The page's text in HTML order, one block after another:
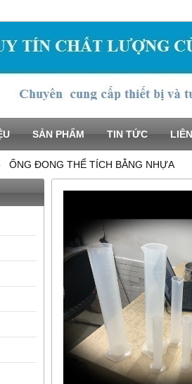
SẢN PHẨM TIN TỨC
ỐNG ĐONG THỂ TÍCH BẰNG NHỰA